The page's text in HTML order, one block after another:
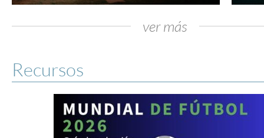
ver más
Recursos